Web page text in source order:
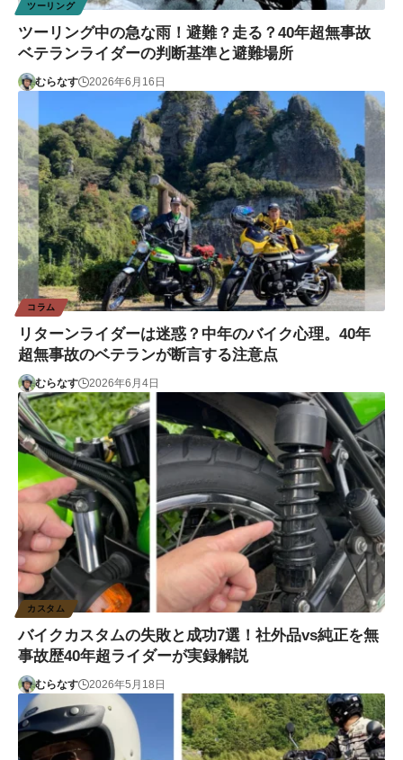
ツーリング
ツーリング中の急な雨！避難？走る？40年超無事故
ベテランライダーの判断基準と避難場所
むらなす 2026年6月16日
コラム
リターンライダーは迷惑？中年のバイク心理。40年
超無事故のベテランが断言する注意点
むらなす 2026年6月4日
カスタム
バイクカスタムの失敗と成功7選！社外品vs純正を無
事故歴40年超ライダーが実録解説
むらなす 2026年5月18日